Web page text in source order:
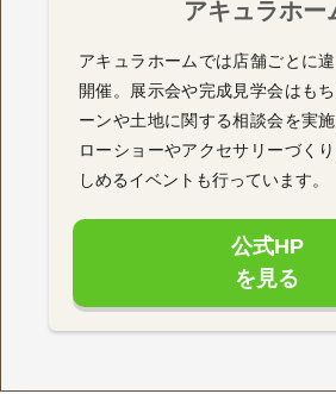
アキュラホー
アキュラホームでは店舗ごとに
開催。展示会や完成見学会はも
ーンや土地に関する相談会を実
ローショーやアクセサリーづく
しめるイベントも行っています。
公式HP
を見る